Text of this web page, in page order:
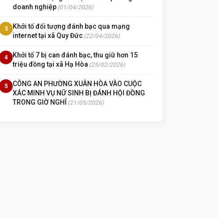
doanh nghiệp (01/04/2026)
3
Khởi tố đối tượng đánh bạc qua mạng
internet tại xã Quy Đức (22/04/2026)
4
Khởi tố 7 bị can đánh bạc, thu giữ hơn 15
triệu đồng tại xã Hạ Hòa (25/02/2026)
5
CÔNG AN PHƯỜNG XUÂN HÒA VÀO CUỘC
XÁC MINH VỤ NỮ SINH BỊ ĐÁNH HỘI ĐỒNG
TRONG GIỜ NGHỈ (21/05/2026)